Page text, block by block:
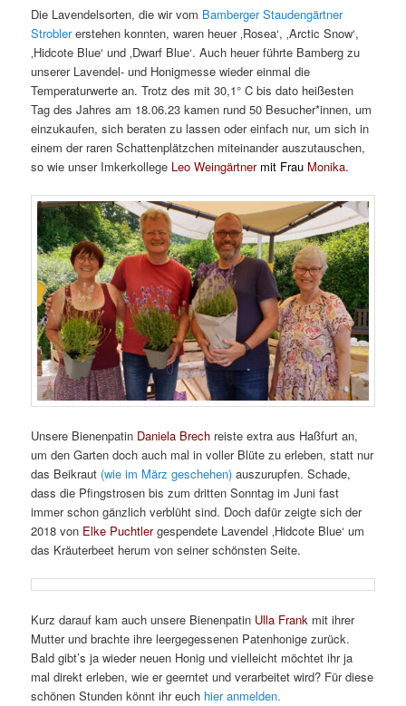
Die Lavendelsorten, die wir vom Bamberger Staudengärtner
Stroblererstehen konnten, waren heuer ‚Rosea‘, ‚Arctic Snow‘,
‚Hidcote Blue‘ und ‚Dwarf Blue‘. Auch heuer führte Bamberg zu
unserer Lavendel- und Honigmesse wieder einmal die
Temperaturwerte an. Trotz des mit 30,1° C bis dato heißesten
Tag des Jahres am 18.06.23 kamen rund 50 Besucher*innen, um
einzukaufen, sich beraten zu lassen oder einfach nur, um sich in
einem der raren Schattenplätzchen miteinander auszutauschen,
so wie unser Imkerkollege Leo Weingärtner mit Frau Monika.
Unsere Bienenpatin Daniela Brech reiste extra aus Haßfurt an,
um den Garten doch auch mal in voller Blüte zu erleben, statt nur
das Beikraut (wie im März geschehen) auszurupfen. Schade,
dass die Pfingstrosen bis zum dritten Sonntag im Juni fast
immer schon gänzlich verblüht sind. Doch dafür zeigte sich der
2018 von Elke Puchtlergespendete Lavendel ‚Hidcote Blue‘ um
das Kräuterbeet herum von seiner schönsten Seite.
Kurz darauf kam auch unsere Bienenpatin Ulla Frank mit ihrer
Mutter und brachte ihre leergegessenen Patenhonige zurück.
Bald gibt’s ja wieder neuen Honig und vielleicht möchtet ihr ja
mal direkt erleben, wie er geerntet und verarbeitet wird? Für diese
schönen Stunden könnt ihr euch hier anmelden.